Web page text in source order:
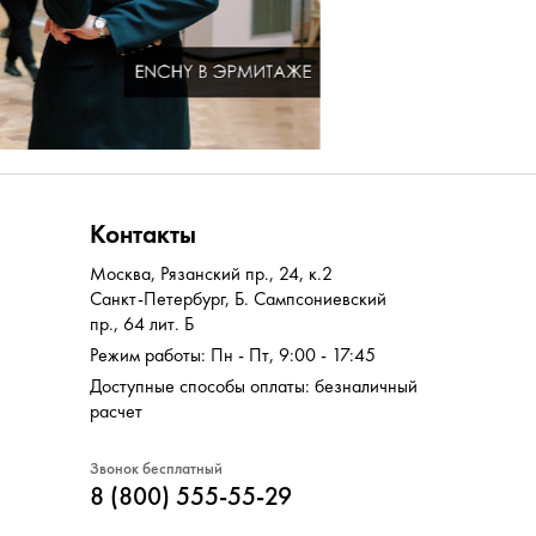
Контакты
Москва, Рязанский пр., 24, к.2
Санкт-Петербург, Б. Сампсониевский
пр., 64 лит. Б
Режим работы: Пн - Пт, 9:00 - 17:45
Доступные способы оплаты: безналичный
расчет
Звонок бесплатный
8 (800) 555-55-29